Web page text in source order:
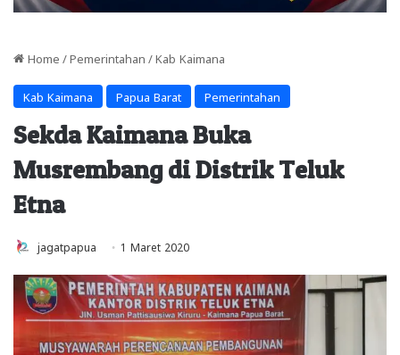
Home / Pemerintahan / Kab Kaimana
Kab Kaimana Papua Barat Pemerintahan
Sekda Kaimana Buka
Musrembang di Distrik Teluk
Etna
jagatpapua 1 Maret 2020